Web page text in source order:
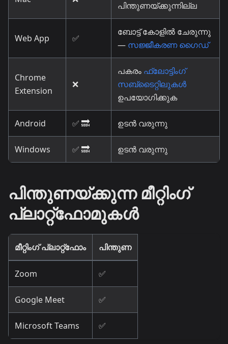
പിന്തുണയ്ക്കുന്നില്ല
Web App ✅
ബോട്ട് കോളിൽ ചേരുന്നു
— സജ്ജീകരണ ഗൈഡ്
Chrome
Extension
❌
പകരം ഫ്ലോട്ടിംഗ്
സബ്‌ടൈറ്റിലുകൾ
ഉപയോഗിക്കുക
Android ✅ 🔜 ഉടൻ വരുന്നു
Windows ✅ 🔜 ഉടൻ വരുന്നു
പിന്തുണയ്ക്കുന്ന മീറ്റിംഗ്
പ്ലാറ്റ്ഫോമുകൾ
മീറ്റിംഗ് പ്ലാറ്റ്ഫോം പിന്തുണ
Zoom ✅
Google Meet ✅
Microsoft Teams ✅